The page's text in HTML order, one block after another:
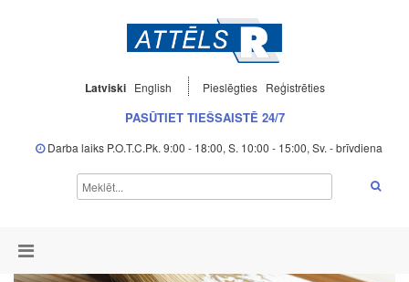
Latviski English Pieslēgties Reģistrēties
PASŪTIET TIEŠSAISTĒ 24/7
Darba laiks P.O.T.C.Pk. 9:00 - 18:00, S. 10:00 - 15:00, Sv. - brīvdiena